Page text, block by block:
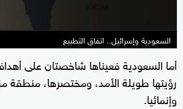
السعودية وإسرائيل.. اتفاق التطبيع
أما السعودية فعيناها شاخصتان على
رؤيتها طويلة الأمد، ومختصرها، منطقة
وإنمائيا.